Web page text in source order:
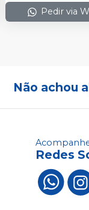
Pedir via
Não achou
Redes